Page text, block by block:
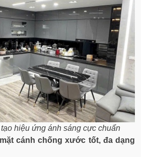
hiệu ứng ánh sáng cực chuẩn
cánh chống xước tốt, đa dạng